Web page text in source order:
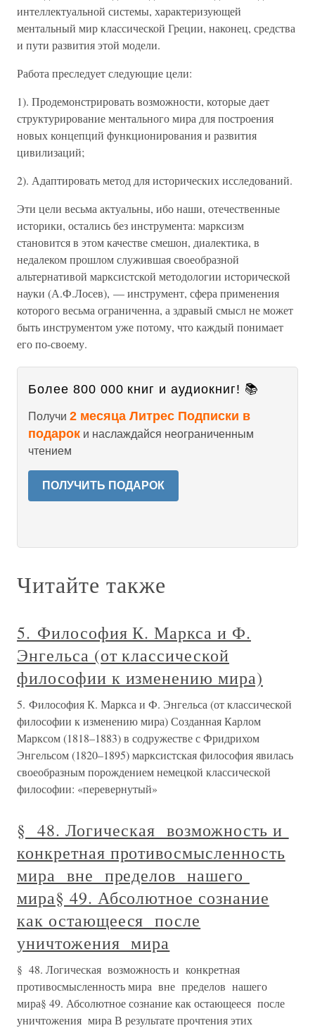
интеллектуальной системы, характеризующей
ментальный мир классической Греции, наконец, средства
и пути развития этой модели.
Работа преследует следующие цели:
1). Продемонстрировать возможности, которые дает
структурирование ментального мира для построения
новых концепций функционирования и развития
цивилизаций;
2). Адаптировать метод для исторических исследований.
Эти цели весьма актуальны, ибо наши, отечественные
историки, остались без инструмента: марксизм
становится в этом качестве смешон, диалектика, в
недалеком прошлом служившая своеобразной
альтернативой марксистской методологии исторической
науки (А.Ф.Лосев), — инструмент, сфера применения
которого весьма ограниченна, а здравый смысл не может
быть инструментом уже потому, что каждый понимает
его по-своему.
Более 800 000 книг и аудиокниг! 📚
Получи 2 месяца Литрес Подписки в
подарок и наслаждайся неограниченным
чтением
ПОЛУЧИТЬ ПОДАРОК
Читайте также
5. Философия К. Маркса и Ф.
Энгельса (от классической
философии к изменению мира)
5. Философия К. Маркса и Ф. Энгельса (от классической
философии к изменению мира) Созданная Карлом
Марксом (1818–1883) в содружестве с Фридрихом
Энгельсом (1820–1895) марксистская философия явилась
своеобразным порождением немецкой классической
философии: «перевернутый»
§ 48. Логическая возможность и
конкретная противосмысленность
мира вне пределов нашего
мира§ 49. Абсолютное сознание
как остающееся после
уничтожения мира
§ 48. Логическая возможность и конкретная
противосмысленность мира вне пределов нашего
мира§ 49. Абсолютное сознание как остающееся после
уничтожения мира В результате прочтения этих